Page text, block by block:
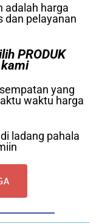
adalah harga
dan pelayanan
PRODUK
yang
waktu harga
ladang pahala